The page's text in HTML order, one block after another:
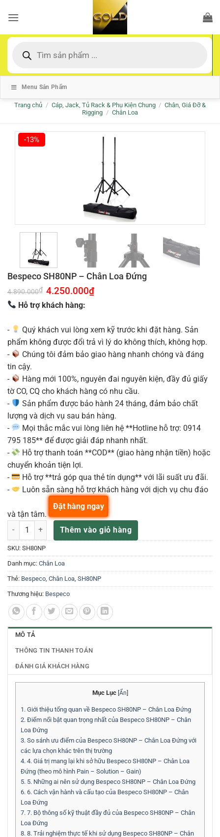
qua
dung
kiếm
Menu Sản Phẩm
Trang chủ / Cáp, Jack, Tủ Rack & Phụ Kiện Chung / Chân, Giá Đỡ &
Rigging / Chân Loa
-13%
Bespeco SH80NP – Chân Loa Đứng
4.890.000₫ Giá
gốc
là:
4.890.000₫.
4.250.000₫Giá
Hỗ trợ khách hàng:
-
Quý khách vui lòng xem kỹ trước khi đặt hàng. Sản
phẩm không được đổi trả vì lý do không thích, không hợp.
-
Chúng tôi đảm bảo giao hàng nhanh chóng và đáng
tin cậy.
-
Hàng mới 100%, nguyên đai nguyên kiện, đầy đủ giấy
tờ CO, CQ cho khách hàng có nhu cầu.
-
Sản phẩm được bảo hành 24 tháng, đảm bảo chất
lượng và dịch vụ sau bán hàng.
-
Mọi thắc mắc vui lòng liên hệ **Hotline hỗ trợ: 0914
795 185** để được giải đáp nhanh nhất.
-
Hỗ trợ thanh toán **COD** (giao hàng nhận tiền) hoặc
chuyển khoản tiện lợi.
-
Hỗ trợ **trả góp qua thẻ tín dụng** với lãi suất ưu đãi.
-
Luôn sẵn sàng hỗ trợ khách hàng với dịch vụ chu đáo
và tận tâm.
Bespeco SH80NP – Chân Loa Đứng số lượng
Thêm vào giỏ hàng
Đặt hàng ngay
SKU: SH80NP
Danh mục: Chân Loa
Thẻ: Bespeco Chân Loa SH80NP
Thương hiệu: Bespeco
MÔ TẢ
THÔNG TIN THANH TOÁN
ĐÁNH GIÁ KHÁCH HÀNG
Mục Lục Ẩn
1. Giới thiệu tổng quan về Bespeco SH80NP – Chân Loa Đứng
2. Điểm nổi bật quan trọng nhất của Bespeco SH80NP – Chân
Loa Đứng
3. So sánh ưu điểm của Bespeco SH80NP – Chân Loa Đứng với
các lựa chọn khác trên thị trường
4. 4. Giá trị mang lại khi sở hữu Bespeco SH80NP – Chân Loa
Đứng (theo mô hình Pain – Solution – Gain)
5. 5. Những ai nên sử dụng Bespeco SH80NP – Chân Loa Đứng
6. 6. Cách vận hành và cấu tạo của Bespeco SH80NP – Chân
Loa Đứng
7. 7. Bộ thông số kỹ thuật đầy đủ của Bespeco SH80NP – Chân
Loa Đứng
8. 8. Trải nghiệm thực tế khi sử dụng Bespeco SH80NP – Chân